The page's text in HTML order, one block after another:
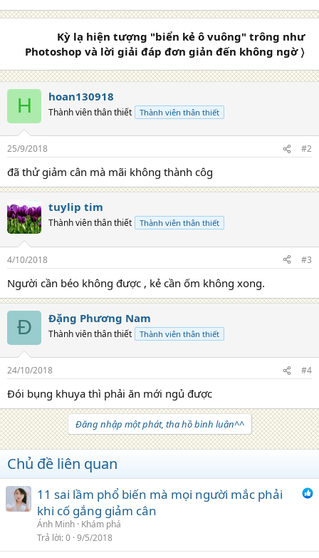
o
Kỳ lạ hiện tượng "biển kẻ ô vuông" trông như
Photoshop và lời giải đáp đơn giản đến không ngờ 〉
H hoan130918
Thành viên thân thiết Thành viên thân thiết
25/9/2018 #2
đã thử giảm cân mà mãi không thành côg
tuylip tim
Thành viên thân thiết Thành viên thân thiết
4/10/2018 #3
Người cần béo không được , kẻ cần ốm không xong.
Đ Đặng Phương Nam
Thành viên thân thiết Thành viên thân thiết
24/10/2018 #4
Đói bụng khuya thì phải ăn mới ngủ được
Đăng nhập một phát, tha hồ bình luận^^
Chủ đề liên quan
11 sai lầm phổ biến mà mọi người mắc phải
khi cố gắng giảm cân
Ánh Minh Khám phá
Trả lời 0 9/5/2018